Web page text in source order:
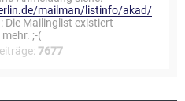
mailman/listinfo/akad/
Die Mailinglist existiert
;-(
7677